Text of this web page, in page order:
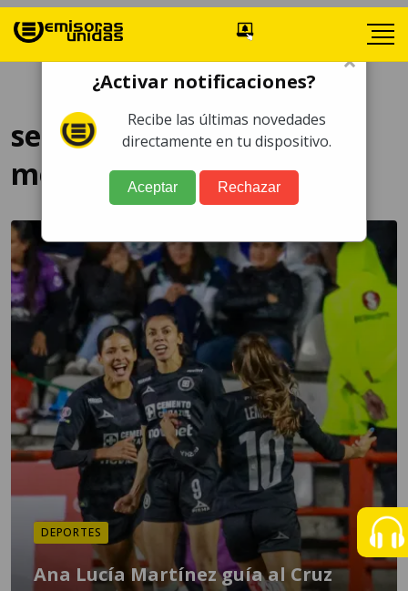
semifinales fútbol
mexicano
DEPORTES
Ana Lucía Martínez guía al Cruz
×
¿Activar notificaciones?
Recibe las últimas novedades
directamente en tu dispositivo.
Aceptar Rechazar